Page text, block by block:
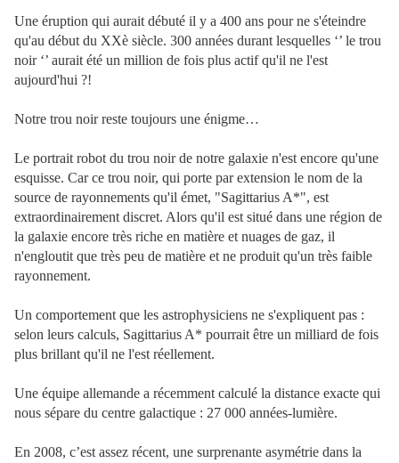
Une éruption qui aurait débuté il y a 400 ans pour ne s'éteindre
qu'au début du XXè siècle. 300 années durant lesquelles ‘’ le trou
noir ‘’ aurait été un million de fois plus actif qu'il ne l'est
aujourd'hui ?!
Notre trou noir reste toujours une énigme…
Le portrait robot du trou noir de notre galaxie n'est encore qu'une
esquisse. Car ce trou noir, qui porte par extension le nom de la
source de rayonnements qu'il émet, "Sagittarius A*", est
extraordinairement discret. Alors qu'il est situé dans une région de
la galaxie encore très riche en matière et nuages de gaz, il
n'engloutit que très peu de matière et ne produit qu'un très faible
rayonnement.
Un comportement que les astrophysiciens ne s'expliquent pas :
selon leurs calculs, Sagittarius A* pourrait être un milliard de fois
plus brillant qu'il ne l'est réellement.
Une équipe allemande a récemment calculé la distance exacte qui
nous sépare du centre galactique : 27 000 années-lumière.
En 2008, c’est assez récent, une surprenante asymétrie dans la